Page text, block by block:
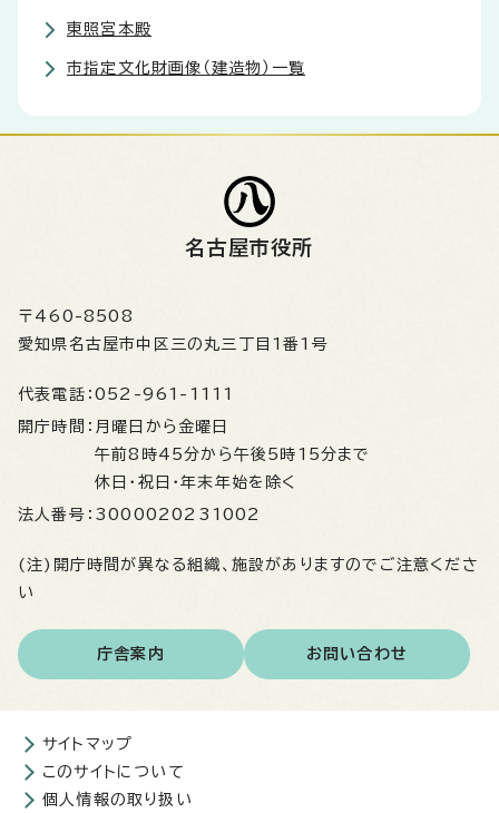
東照宮本殿
市指定文化財画像（建造物）一覧
名古屋市役所
〒460-8508
愛知県名古屋市中区三の丸三丁目1番1号
代表電話： 052-961-1111
開庁時間： 月曜日から金曜日
午前8時45分から午後5時15分まで
休日・祝日・年末年始を除く
法人番号： 3000020231002
(注)開庁時間が異なる組織、施設がありますのでご注意くださ
い
庁舎案内 お問い合わせ
サイトマップ
このサイトについて
個人情報の取り扱い